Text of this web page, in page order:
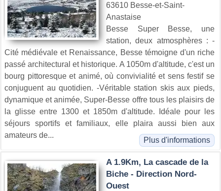
63610 Besse-et-Saint-
Anastaise
Besse Super Besse, une
station, deux atmosphères : -
Cité médiévale et Renaissance, Besse témoigne d'un riche
passé architectural et historique. A 1050m d'altitude, c'est un
bourg pittoresque et animé, où convivialité et sens festif se
conjuguent au quotidien. -Véritable station skis aux pieds,
dynamique et animée, Super-Besse offre tous les plaisirs de
la glisse entre 1300 et 1850m d'altitude. Idéale pour les
séjours sportifs et familiaux, elle plaira aussi bien aux
amateurs de...
Plus d'informations
A 1.9Km, La cascade de la
Biche - Direction Nord-
Ouest